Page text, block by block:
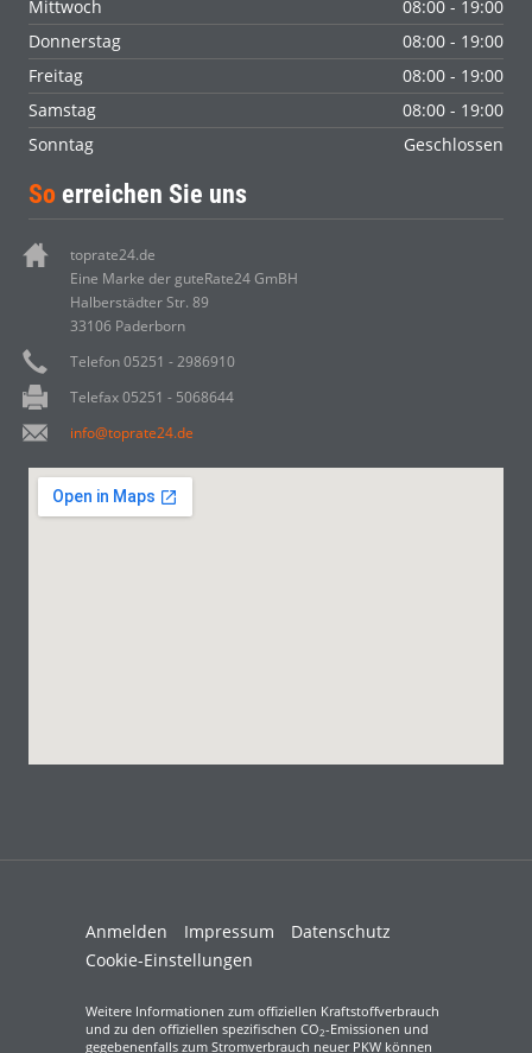
Mittwoch
08:00 - 19:00
Donnerstag
08:00 - 19:00
Freitag
08:00 - 19:00
Samstag
08:00 - 19:00
Sonntag
Geschlossen
So erreichen Sie uns
toprate24.de
Eine Marke der guteRate24 GmBH
Halberstädter Str. 89
33106 Paderborn
Telefon 05251 - 2986910
Telefax 05251 - 5068644
info@toprate24.de
Anmelden Impressum
Datenschutz
Cookie-Einstellungen
Weitere Informationen zum offiziellen Kraftstoffverbrauch
und zu den offiziellen spezifischen CO2-Emissionen und
gegebenenfalls zum Stromverbrauch neuer PKW können